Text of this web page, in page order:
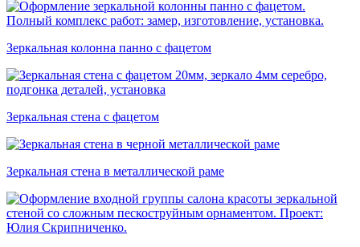
Зеркальная колонна панно с фацетом
Зеркальная стена с фацетом
Зеркальная стена в металлической раме